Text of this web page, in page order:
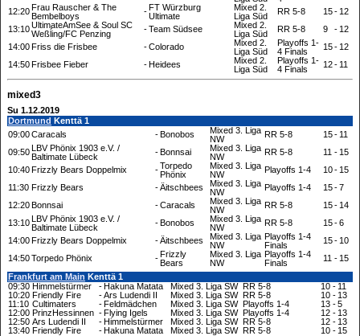
12:20Frau Rauscher & The
Bembelboys
-FT Würzburg
Ultimate
Mixed 2.
Liga Süd
RR 5-8 15- 12
13:10UltimateAmSee & Soul SC
Weßĺing/FC Penzing
-Team Südsee
Mixed 2.
Liga Süd
RR 5-8 9 - 12
14:00Friss die Frisbee -Colorado
Mixed 2.
Liga Süd
Playoffs 1-
4 Finals
15- 12
14:50Frisbee Fieber -Heidees
Mixed 2.
Liga Süd
Playoffs 1-
4 Finals
12- 11
mixed3
Su 1.12.2019
Dortmund Kenttä 1
09:00Caracals -Bonobos
Mixed 3. Liga
NW
RR 5-8 15- 11
09:50LBV Phönix 1903 e.V. /
Baltimate Lübeck
-Bonnsai
Mixed 3. Liga
NW
RR 5-8 11 - 15
10:40Frizzly Bears Doppelmix -Torpedo
Phönix
Mixed 3. Liga
NW
Playoffs 1-4 10- 15
11:30 Frizzly Bears -Äitschbees
Mixed 3. Liga
NW
Playoffs 1-4 15-7
12:20Bonnsai -Caracals
Mixed 3. Liga
NW
RR 5-8 15- 14
13:10LBV Phönix 1903 e.V. /
Baltimate Lübeck
-Bonobos
Mixed 3. Liga
NW
RR 5-8 15-6
14:00Frizzly Bears Doppelmix -Äitschbees
Mixed 3. Liga
NW
Playoffs 1-4
Finals
15- 10
14:50Torpedo Phönix -Frizzly
Bears
Mixed 3. Liga
NW
Playoffs 1-4
Finals
11 - 15
Frankfurt am Main Kenttä 1
09:30 Himmelstürmer -Hakuna Matata Mixed 3. Liga SW RR 5-8 10 - 11
10:20 Friendly Fire -Ars Ludendi II Mixed 3. Liga SW RR 5-8 10 - 13
11:10 Cultimaters -Feldmädchen Mixed 3. Liga SW Playoffs 1-4 13 -5
12:00 PrinzHessinnen -Flying Igels Mixed 3. Liga SW Playoffs 1-4 12 - 13
12:50 Ars Ludendi II -Himmelstürmer Mixed 3. Liga SW RR 5-8 12 - 13
13:40 Friendly Fire -Hakuna Matata Mixed 3. Liga SW RR 5-8 10 - 15